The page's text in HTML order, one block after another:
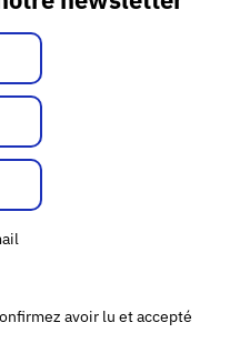
avoir lu et accepté